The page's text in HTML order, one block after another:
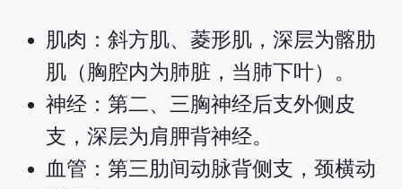
肌肉：斜方肌、菱形肌，深层为髂肋
肌（胸腔内为肺脏，当肺下叶）。
神经：第二、三胸神经后支外侧皮
支，深层为肩胛背神经。
血管：第三肋间动脉背侧支，颈横动